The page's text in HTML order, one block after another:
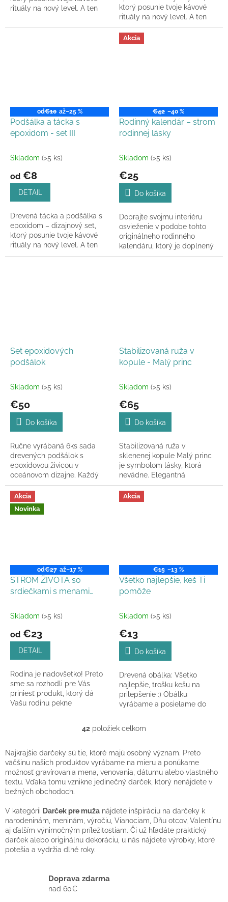
rituály na nový level. A ten
čerešnička!
ktorý posunie tvoje kávové
rituály na nový level. A ten
pohárik za 3 €? Totálna
čerešnička!
od€10 až–25 %
Podšálka a tácka s
epoxidom - set III
Skladom (>5 ks)
od €8
DETAIL
Drevená tácka a podšálka s
epoxidom – dizajnový set,
ktorý posunie tvoje kávové
rituály na nový level. A ten
pohárik za 3 €? Totálna
Akcia
€42 –40 %
Rodinný kalendár – strom
rodinnej lásky
Skladom (>5 ks)
€25
Do košíka
Doprajte svojmu interiéru
osvieženie v podobe tohto
originálneho rodinného
kalendáru, ktorý je doplnený
o skladacie časti v tvare
Set epoxidových
podšálok
Skladom (>5 ks)
€50
Do košíka
Ručne vyrábaná 6ks sada
drevených podšálok s
epoxidovou živicou v
oceánovom dizajne. Každý
kus je originál, ktorý ochráni
váš stôl pred škvrnami a
zároveň...
Stabilizovaná ruža v
kopule - Malý princ
Skladom (>5 ks)
€65
Do košíka
Stabilizovaná ruža v
sklenenej kopule Malý princ
je symbolom lásky, ktorá
nevädne. Elegantná
dekorácia so stabilizovaným
machom, ktorá vydrží celé
roky.
Akcia
Novinka
od€27 až–17 %
STROM ŽIVOTA so
srdiečkami s menami
Skladom (>5 ks)
od €23
DETAIL
Rodina je nadovšetko! Preto
sme sa rozhodli pre Vás
priniesť produkt, ktorý dá
Vašu rodinu pekne
Akcia
€15 –13 %
Všetko najlepšie, keš Ti
pomôže
Skladom (>5 ks)
€13
Do košíka
Drevená obálka: Všetko
najlepšie, trošku kešu na
prilepšenie :) Obálku
vyrábame a posielame do
O
l
á
d
a
e
p
r
v
42 položiek celkom
Najkrajšie darčeky sú tie, ktoré majú osobný význam. Preto
väčšinu našich produktov vyrábame na mieru a ponúkame
možnosť gravírovania mena, venovania, dátumu alebo vlastného
textu. Vďaka tomu vznikne jedinečný darček, ktorý nenájdete v
bežných obchodoch.
V kategórii Darček pre muža nájdete inšpiráciu na darčeky k
narodeninám, meninám, výročiu, Vianociam, Dňu otcov, Valentínu
aj ďalším výnimočným príležitostiam. Či už hľadáte praktický
darček alebo originálnu dekoráciu, u nás nájdete výrobky, ktoré
potešia a vydržia dlhé roky.
Doprava zdarma
nad 60€